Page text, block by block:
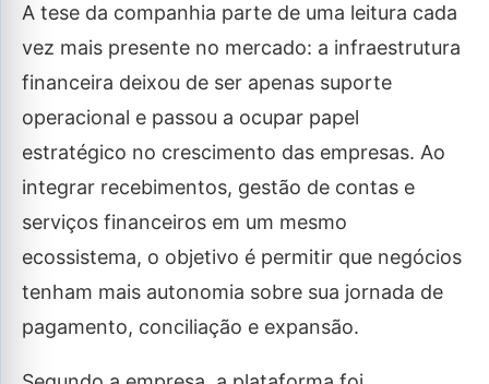
A tese da companhia parte de uma leitura cada
vez mais presente no mercado: a infraestrutura
financeira deixou de ser apenas suporte
operacional e passou a ocupar papel
estratégico no crescimento das empresas. Ao
integrar recebimentos, gestão de contas e
serviços financeiros em um mesmo
ecossistema, o objetivo é permitir que negócios
tenham mais autonomia sobre sua jornada de
pagamento, conciliação e expansão.